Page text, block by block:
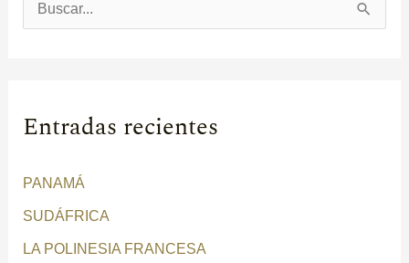
a
p
o
r
Entradas recientes
PANAMÁ
SUDÁFRICA
LA POLINESIA FRANCESA